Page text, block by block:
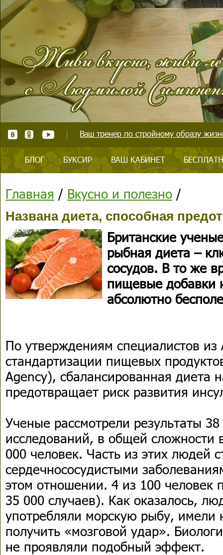
Ваш тренер по стройному образу
БЛОГ БУКСИР ВАШ КАБИНЕТ
Главная / Вкусно и полезно /
Названа диета, способная
Британские
рыбная диета –
сосудов. В то же
пищевые добавки
абсолютно
По утверждениям специалистов из
стандартизации пищевых
Agency), сбалансированная диета
предотвращает риск развития
Ученые рассмотрели результаты
исследований, в общей
000 человек. Часть из этих людей
сердечнососудистыми
этом отношении. 4 из 100 человек
35 000 случаев). Как оказалось,
употребляли морскую рыбу,
получить «мозговой удар».
не проявляли подобный эффект.